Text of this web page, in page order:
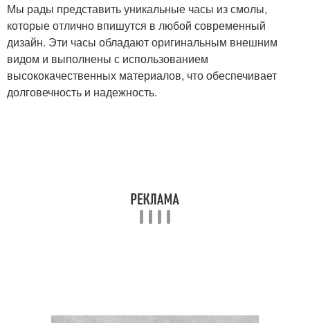
Мы рады представить уникальные часы из смолы,
которые отлично впишутся в любой современный
дизайн. Эти часы обладают оригинальным внешним
видом и выполнены с использованием
высококачественных материалов, что обеспечивает
долговечность и надежность.